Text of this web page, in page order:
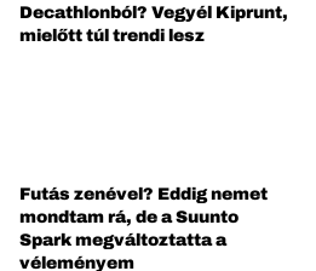
Decathlonból? Vegyél Kiprunt,
mielőtt túl trendi lesz
Futás zenével? Eddig nemet
mondtam rá, de a Suunto
Spark megváltoztatta a
véleményem